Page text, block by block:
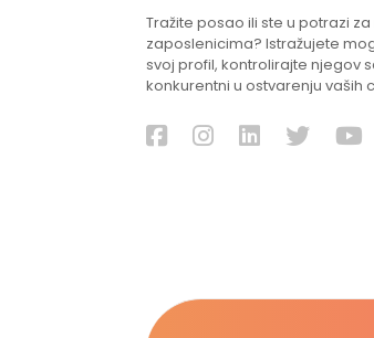
Tražite posao ili ste u potrazi
zaposlenicima? Istražujete
svoj profil, kontrolirajte njegov
konkurentni u ostvarenju vaših